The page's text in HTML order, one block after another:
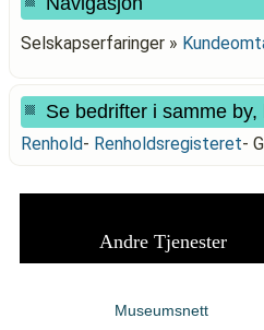
Selskapserfaringer »
Se bedrifter i samme
Renhold- Renholdsregisteret-
Andre Tjenester
Museumsnett